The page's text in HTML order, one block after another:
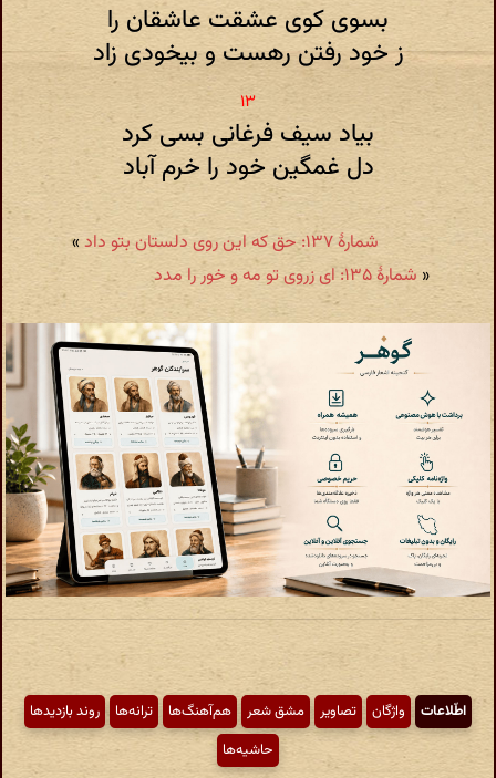
بسوی کوی عشقت عاشقان را
ز خود رفتن رهست و بیخودی زاد
بیاد سیف فرغانی بسی کرد
دل غمگین خود را خرم آباد
شمارهٔ ۱۳۷: حق که این روی دلستان بتو داد
»
« شمارهٔ ۱۳۵: ای زروی تو مه و خور را مدد
اطّلاعات واژگان تصاویر مشق شعر هم‌آهنگ‌ها ترانه‌ها
روند بازدیدها
حاشیه‌ها